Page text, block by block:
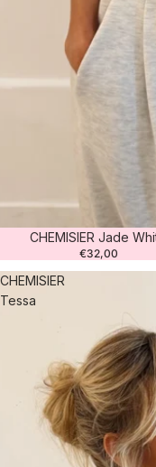
CHEMISIER Jade
€32,00
CHEMISIER
Tessa